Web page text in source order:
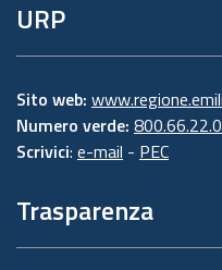
URP
Sito web:
Numero verde:
Scrivici: e-mail - PEC
Trasparenza